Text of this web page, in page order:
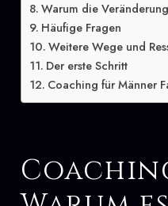
Warum die
Häufige Fragen
Weitere Wege und
Der erste Schritt
Coaching für Männer